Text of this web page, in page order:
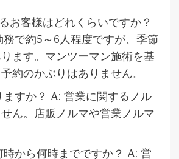
お客様はどれくらいですか？
で約5～6人程度ですが、季節
ます。マンツーマン施術を基
約のかぶりはありません。
ますか？ A: 営業に関するノル
ん。店販ノルマや営業ノルマ
時から何時までですか？ A: 営